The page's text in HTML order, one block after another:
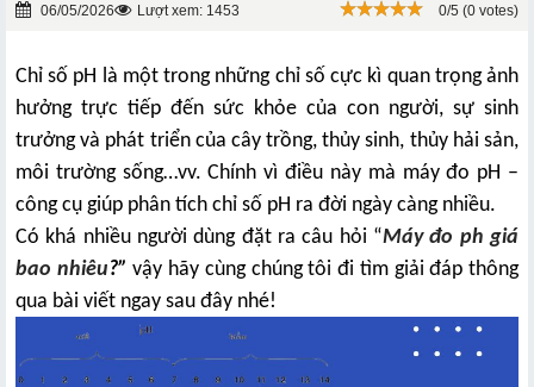
06/05/2026 Lượt xem: 1453 0/5 (0 votes)
Chỉ số pH là một trong những chỉ số cực kì quan trọng ảnh
hưởng trực tiếp đến sức khỏe của con người, sự sinh
trưởng và phát triển của cây trồng, thủy sinh, thủy hải sản,
môi trường sống…vv. Chính vì điều này mà máy đo pH –
công cụ giúp phân tích chỉ số pH ra đời ngày càng nhiều.
Có khá nhiều người dùng đặt ra câu hỏi “Máy đo ph giá
bao nhiêu?” vậy hãy cùng chúng tôi đi tìm giải đáp thông
qua bài viết ngay sau đây nhé!